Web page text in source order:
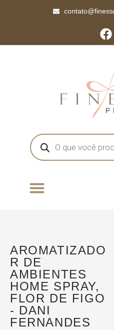
AROMATIZADO
R DE
AMBIENTES
HOME SPRAY,
FLOR DE FIGO
- DANI
FERNANDES